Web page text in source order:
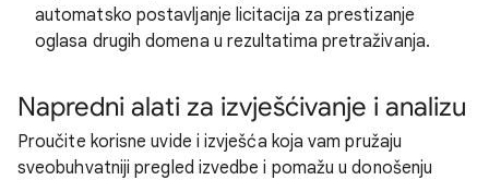
automatsko postavljanje licitacija za prestizanje
oglasa drugih domena u rezultatima pretraživanja.
Napredni alati za izvješćivanje i analizu
Proučite korisne uvide i izvješća koja vam pružaju
sveobuhvatniji pregled izvedbe i pomažu u donošenju